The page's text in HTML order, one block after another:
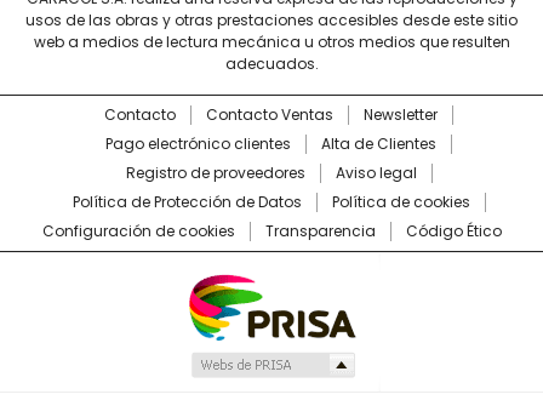
usos de las obras y otras prestaciones accesibles desde este sitio
web a medios de lectura mecánica u otros medios que resulten
adecuados.
Contacto Contacto Ventas
Newsletter
Pago electrónico clientes
Alta de Clientes
Registro de proveedores
Aviso legal
Política de Protección de Datos
Política de cookies
Configuración de cookies
Transparencia Código Ético